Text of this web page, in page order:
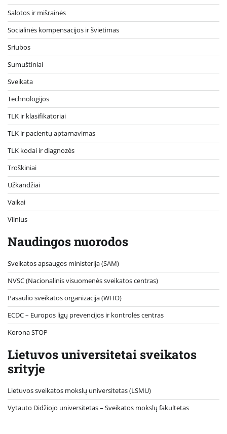
Salotos ir mišrainės
Socialinės kompensacijos ir švietimas
Sriubos
Sumuštiniai
Sveikata
Technologijos
TLK ir klasifikatoriai
TLK ir pacientų aptarnavimas
TLK kodai ir diagnozės
Troškiniai
Užkandžiai
Vaikai
Vilnius
Naudingos nuorodos
Sveikatos apsaugos ministerija (SAM)
NVSC (Nacionalinis visuomenės sveikatos centras)
Pasaulio sveikatos organizacija (WHO)
ECDC – Europos ligų prevencijos ir kontrolės centras
Korona STOP
Lietuvos universitetai sveikatos
srityje
Lietuvos sveikatos mokslų universitetas (LSMU)
Vytauto Didžiojo universitetas– Sveikatos mokslų fakultetas